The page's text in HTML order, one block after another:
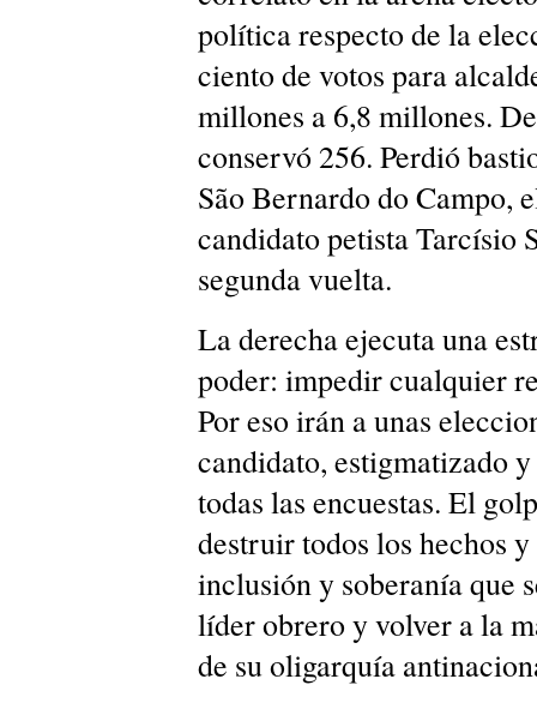
política respecto de la
ciento de votos para
millones a 6,8 millones.
conservó 256. Perdió
São Bernardo do Campo,
candidato petista Tarcísio
segunda vuelta.
La derecha ejecuta una
poder: impedir cualquier
Por eso irán a unas
candidato, estigmatizado
todas las encuestas. El
destruir todos los hechos
inclusión y soberanía que
líder obrero y volver a la
de su oligarquía